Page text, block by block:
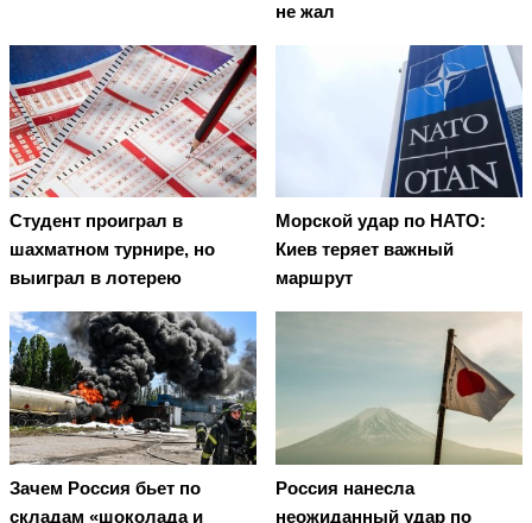
не жал
Студент проиграл в
шахматном турнире, но
выиграл в лотерею
Морской удар по НАТО:
Киев теряет важный
маршрут
Зачем Россия бьет по
складам «шоколада и
Россия нанесла
неожиданный удар по